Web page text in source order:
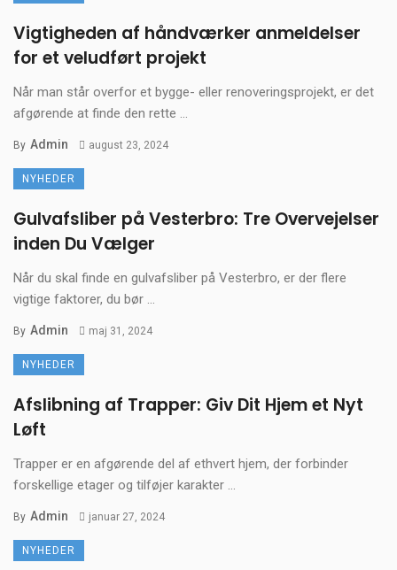
Vigtigheden af håndværker anmeldelser
for et veludført projekt
Når man står overfor et bygge- eller renoveringsprojekt, er det
afgørende at finde den rette ...
By Admin august 23, 2024
NYHEDER
Gulvafsliber på Vesterbro: Tre Overvejelser
inden Du Vælger
Når du skal finde en gulvafsliber på Vesterbro, er der flere
vigtige faktorer, du bør ...
By Admin maj 31, 2024
NYHEDER
Afslibning af Trapper: Giv Dit Hjem et Nyt
Løft
Trapper er en afgørende del af ethvert hjem, der forbinder
forskellige etager og tilføjer karakter ...
By Admin januar 27, 2024
NYHEDER